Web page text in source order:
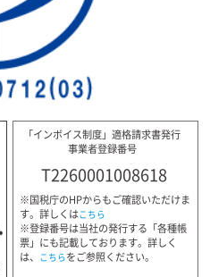
「インボイス制度」適格請求書発行
事業者登録番号
T2260001008618
※国税庁のHPからもご確認いただけま
す。詳しくはこちら
※登録番号は当社の発行する「各種帳
票」にも記載しております。詳しく
は、 こちらをご参照ください。